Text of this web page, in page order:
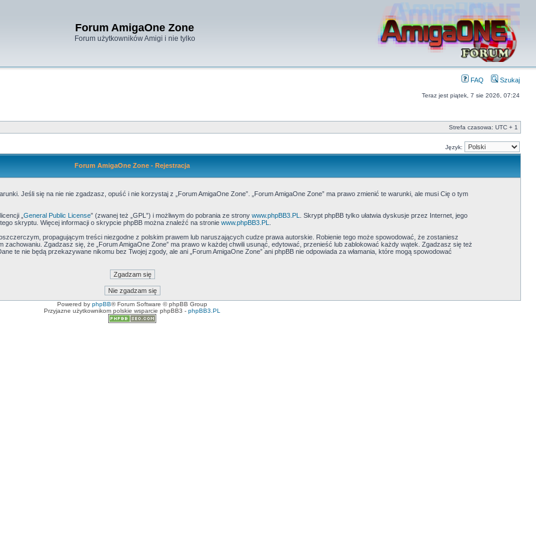
Forum AmigaOne Zone
Forum użytkowników Amigi i nie tylko
FAQ Szukaj
Teraz jest piątek, 7 sie 2026, 07:24
Strefa czasowa: UTC + 1
Język:
Forum AmigaOne Zone - Rejestracja
Jeśli się na nie nie zgadzasz, opuść i nie korzystaj z „Forum AmigaOne Zone”. „Forum AmigaOne Zone” ma prawo zmienić te warunki, ale musi Cię o tym
„ General Public License” (zwanej też „GPL”) i możliwym do pobrania ze strony www.phpBB3.PL
. Skrypt phpBB tylko ułatwia dyskusje przez Internet, jego
skryptu. Więcej informacji o skrypcie phpBB można znaleźć na stronie www.phpBB3.PL
propagującym treści niezgodne z polskim prawem lub naruszających cudze prawa autorskie. Robienie tego może spowodować, że zostaniesz
zachowaniu. Zgadzasz się, że „Forum AmigaOne Zone” ma prawo w każdej chwili usunąć, edytować, przenieść lub zablokować każdy wątek. Zgadzasz się też
te nie będą przekazywane nikomu bez Twojej zgody, ale ani „Forum AmigaOne Zone” ani phpBB nie odpowiada za włamania, które mogą spowodować
Powered by phpBB® Forum Software © phpBB Group
Przyjazne użytkownikom polskie wsparcie phpBB3 - phpBB3.PL